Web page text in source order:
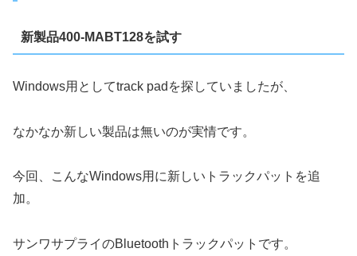
新製品400-MABT128を試す
Windows用としてtrack padを探していましたが、
なかなか新しい製品は無いのが実情です。
今回、こんなWindows用に新しいトラックパットを追
加。
サンワサプライのBluetoothトラックパットです。